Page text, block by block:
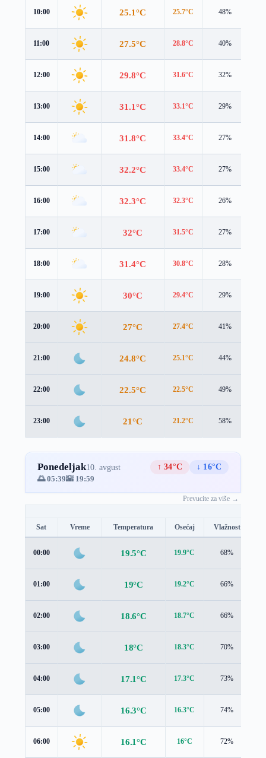
10:00 25.1°C 25.7°C 48%
11:00 27.5°C 28.8°C 40%
12:00 29.8°C 31.6°C 32%
13:00 31.1°C 33.1°C 29%
14:00 31.8°C 33.4°C 27%
15:00 32.2°C 33.4°C 27%
16:00 32.3°C 32.3°C 26%
17:00 32°C 31.5°C 27%
18:00 31.4°C 30.8°C 28%
19:00 30°C 29.4°C 29%
20:00 27°C 27.4°C 41%
21:00 24.8°C 25.1°C 44%
22:00 22.5°C 22.5°C 49%
23:00 21°C 21.2°C 58%
Ponedeljak10. avgust ↑ 34°C
↓ 16°C
🌅 05:39🌇 19:59
Prevucite za više →
Sat Vreme Temperatura Osećaj Vlažnost
00:00 19.5°C 19.9°C 68%
01:00 19°C 19.2°C 66%
02:00 18.6°C 18.7°C 66%
03:00 18°C 18.3°C 70%
04:00 17.1°C 17.3°C 73%
05:00 16.3°C 16.3°C 74%
06:00 16.1°C 16°C 72%